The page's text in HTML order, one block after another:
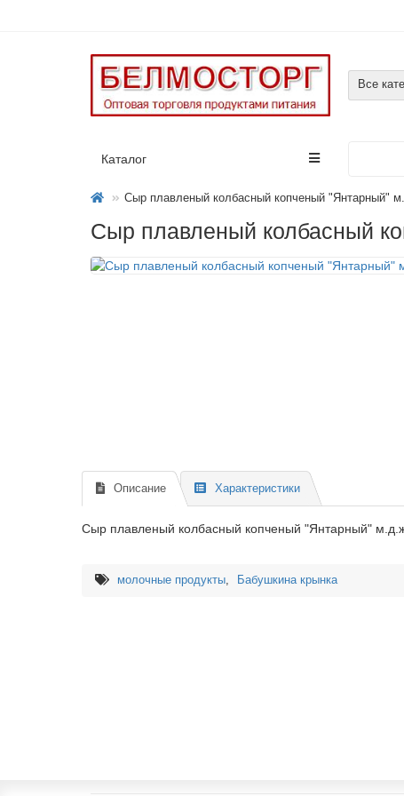
Все
Каталог
Сыр плавленый колбасный копченый "Янтарный"
Сыр плавленый колбасный
Описание Характеристики
Сыр плавленый колбасный копченый "Янтарный"
молочные продукты, Бабушкина крынка